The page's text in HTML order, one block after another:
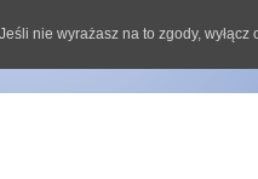
nie wyrażasz na to zgody,